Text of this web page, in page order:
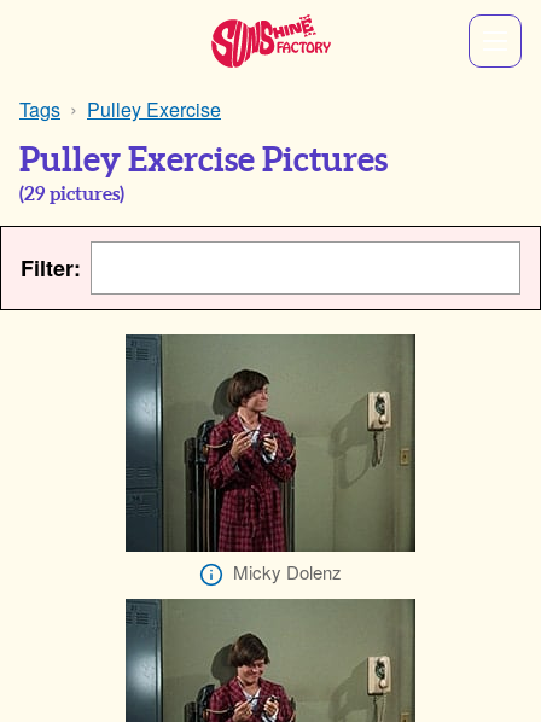
Tags Pulley Exercise
Pulley Exercise Pictures
(29 pictures)
Filter:
Micky Dolenz